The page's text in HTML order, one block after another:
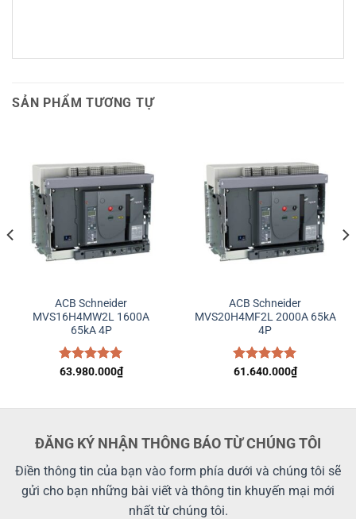
SẢN PHẨM TƯƠNG TỰ
ACB Schneider
MVS16H4MW2L 1600A
65kA 4P
Được xếp
63.980.000₫
ACB Schneider
MVS20H4MF2L 2000A 65kA
4P
Được xếp
61.640.000₫
ĐĂNG KÝ NHẬN THÔNG BÁO TỪ CHÚNG TÔI
Điền thông tin của bạn vào form phía dưới và chúng tôi sẽ
gửi cho bạn những bài viết và thông tin khuyến mại mới
nhất từ chúng tôi.